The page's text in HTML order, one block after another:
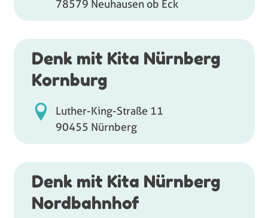
78579 Neuhausen ob Eck
Denk mit Kita Nürnberg
Kornburg
Luther-King-Straße 11
90455 Nürnberg
Denk mit Kita Nürnberg
Nordbahnhof